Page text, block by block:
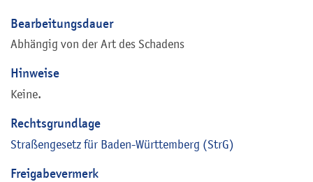
Bearbeitungsdauer
Abhängig von der Art des Schadens
Hinweise
Keine.
Rechtsgrundlage
Straßengesetz für Baden-Württemberg (StrG)
Freigabevermerk